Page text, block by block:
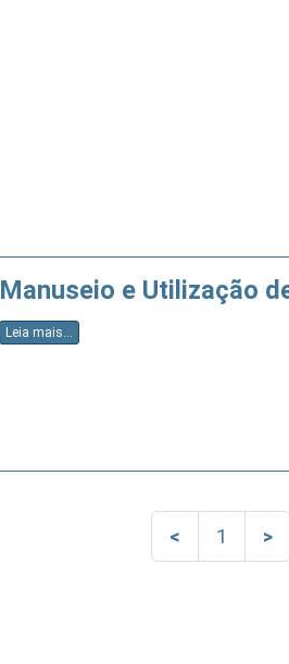
Manuseio e Utilização
Leia mais...
< 1 >